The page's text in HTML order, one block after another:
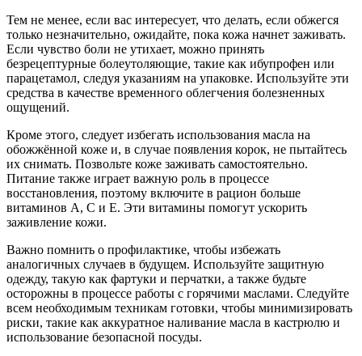
Тем не менее, если вас интересует, что делать, если обжегся
только незначительно, ожидайте, пока кожа начнет заживать.
Если чувство боли не утихает, можно принять
безрецептурные болеутоляющие, такие как ибупрофен или
парацетамол, следуя указаниям на упаковке. Используйте эти
средства в качестве временного облегчения болезненных
ощущений.
Кроме этого, следует избегать использования масла на
обожжённой коже и, в случае появления корок, не пытайтесь
их снимать. Позвольте коже заживать самостоятельно.
Питание также играет важную роль в процессе
восстановления, поэтому включите в рацион больше
витаминов А, С и Е. Эти витамины помогут ускорить
заживление кожи.
Важно помнить о профилактике, чтобы избежать
аналогичных случаев в будущем. Используйте защитную
одежду, такую как фартуки и перчатки, а также будьте
осторожны в процессе работы с горячими маслами. Следуйте
всем необходимым техникам готовки, чтобы минимизировать
риски, такие как аккуратное наливание масла в кастрюлю и
использование безопасной посуды.